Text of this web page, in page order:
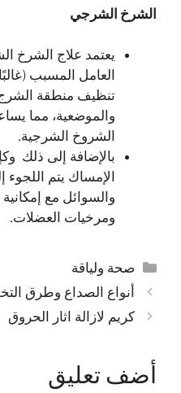
الشرخ الشرجي
يعتمد علاج الشرخ
العامل المسبب
تنظيف منطقة الشرج
والموضعية، مما
الشروخ الشرجية.
بالإضافة إلى ذلك
الإمساك يتم اللجوء
والسوائل مع
ومرخيات العضلات.
التصنيفات
صحة ولياقة
أنواع الصداع وطرق
كريم لازالة اثار الحروق
أضف تعليق